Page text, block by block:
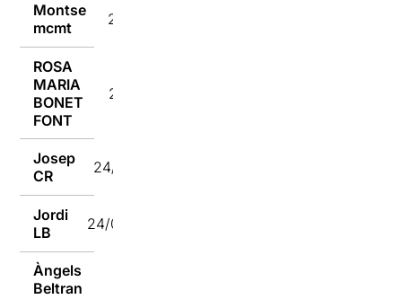
Montse
mcmt
24/02/2023
ROSA
MARIA
BONET
FONT
24/02/2023
Josep
CR
24/02/2023
Jordi
LB
24/02/2023
Àngels
Beltran